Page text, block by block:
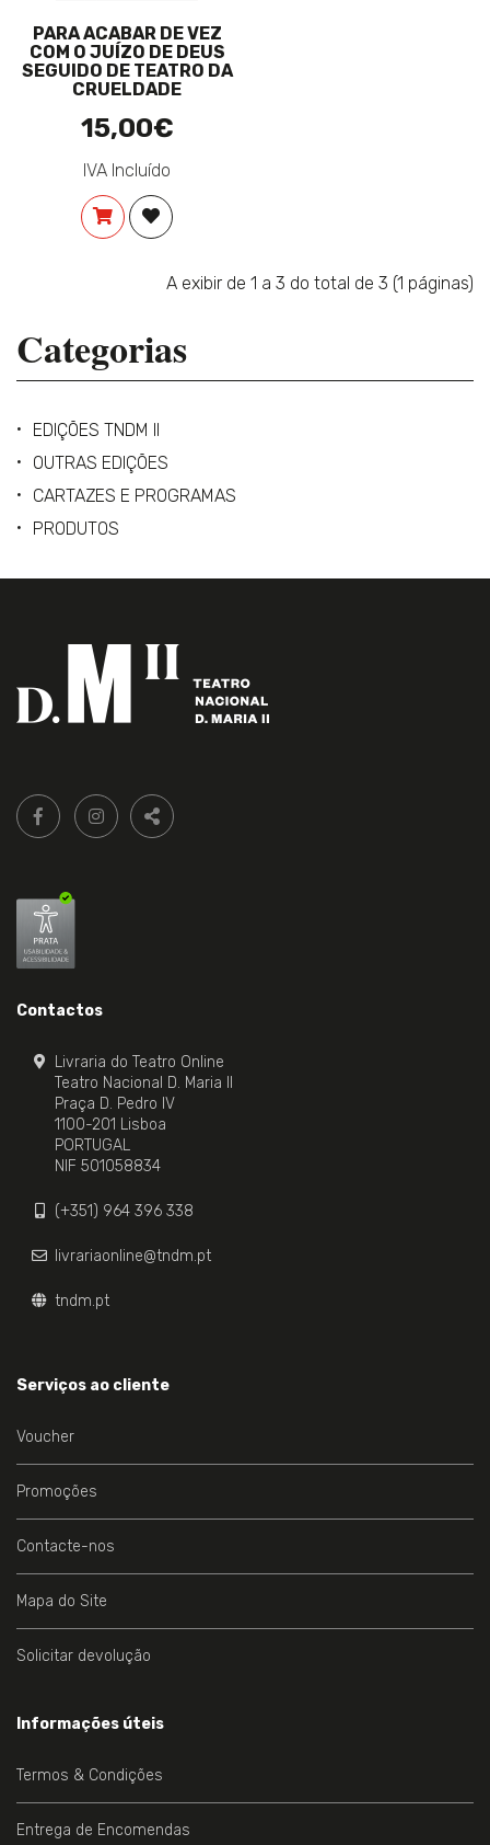
PARA ACABAR DE VEZ
COM O JUÍZO DE DEUS
SEGUIDO DE TEATRO DA
CRUELDADE
15,00€
IVA Incluído
COMPRARADICIONAR À LISTA DE DESEJOS
A exibir de 1 a 3 do total de 3 (1 páginas)
Categorias
EDIÇÕES TNDM II
OUTRAS EDIÇÕES
CARTAZES E PROGRAMAS
PRODUTOS
Siga-
nos:
FACEBOOK LIVRARIA DO TEATRO ONLINE.
INSTAGRAM LIVRARIA DO TEATRO ONLINE.
PARTILHAR
Contactos
Livraria do Teatro Online
Teatro Nacional D. Maria II
Praça D. Pedro IV
1100-201 Lisboa
PORTUGAL
NIF 501058834
(+351) 964 396 338
livrariaonline@tndm.pt
tndm.pt
Serviços ao cliente
Voucher
Promoções
Contacte-nos
Mapa do Site
Solicitar devolução
Informações úteis
Termos & Condições
Entrega de Encomendas